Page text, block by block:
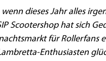
dieses Jahr alles
Scootershop hat sich
für Rollerfans
Enthusiasten
die
des